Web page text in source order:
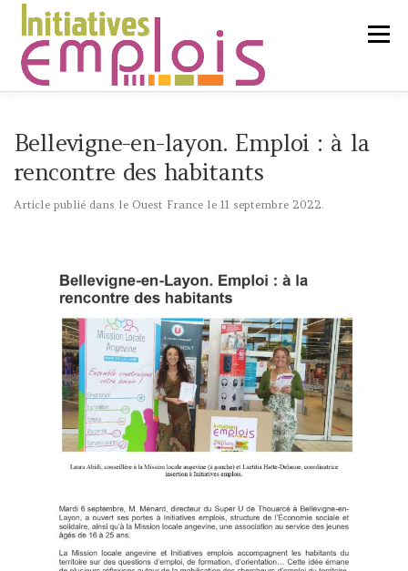
Aller
contenu
Menu
LIENS UTILES CONTACT
Bellevigne-en-layon. Emploi : à la
rencontre des habitants
Article publié dans le Ouest France le 11 septembre 2022.